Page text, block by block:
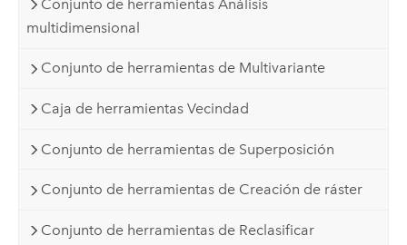
Conjunto de herramientas Análisis
multidimensional
Conjunto de herramientas de Multivariante
Caja de herramientas Vecindad
Conjunto de herramientas de Superposición
Conjunto de herramientas de Creación de ráster
Conjunto de herramientas de Reclasificar